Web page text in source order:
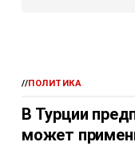
//ПОЛИТИКА
В Турции
может